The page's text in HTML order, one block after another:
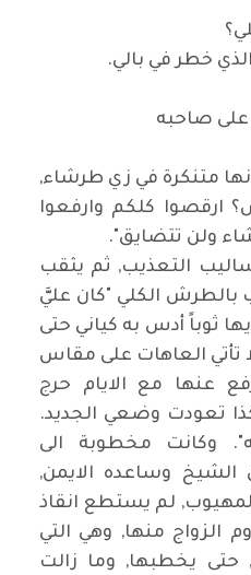
خطر في بالي.
على صاحبه
متنكرة في زي طرشاء,
ارقصوا كلكم وارفعوا
ولن تتضايق".
التعذيب, ثم يثقب
بالطرش الكلي "كان عليَّ
ثوباً أدس به كياني حتى
تأتي العاهات على مقاس
عنها مع الايام حرج
تعودت وضعي الجديد.
وكانت مخطوبة الى
وساعده الايمن,
لم يستطع انقاذ
الزواج منها, وهي التي
يخطبها, وما زالت